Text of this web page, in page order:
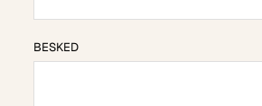
BESKED
BESKED